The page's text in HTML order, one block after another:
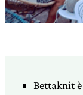
Bettaknit